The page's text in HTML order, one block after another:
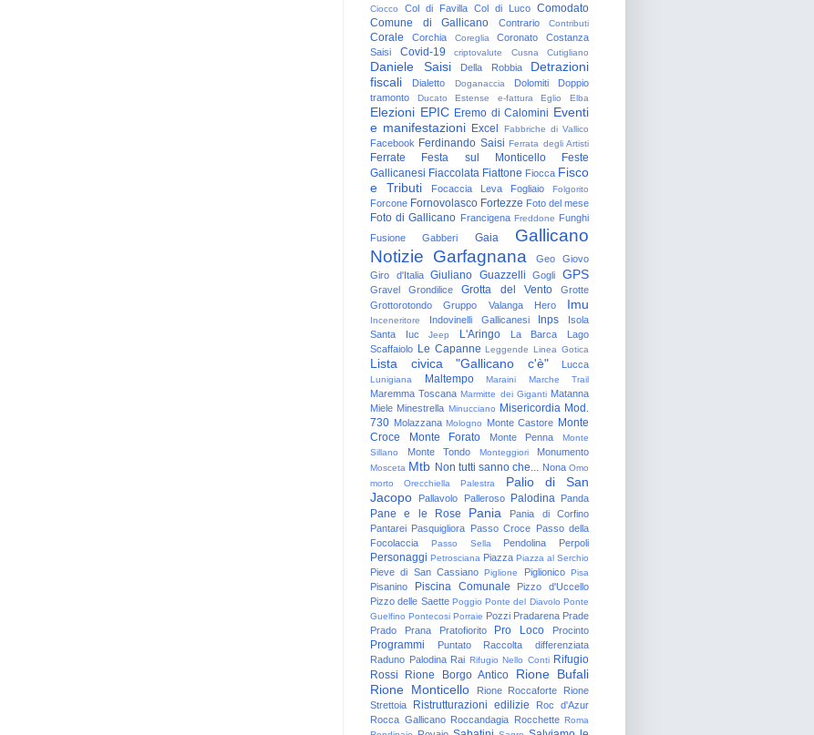
Ciocco
Col di Favilla Col di Luco Comodato
Comune di Gallicano
Contrario Contributi
Corale Corchia Coreglia Coronato
Costanza
Saisi
Covid-19 criptovalute Cusna Cutigliano
Daniele Saisi Della Robbia
Detrazioni
fiscali
Dialetto Doganaccia Dolomiti
Doppio
tramonto
Ducato Estense e-fattura Eglio Elba
Elezioni EPIC Eremo di Calomini Eventi
e manifestazioni Excel Fabbriche di Vallico
Facebook Ferdinando Saisi Ferrata degli Artisti
Ferrate Festa sul Monticello
Feste
Gallicanesi Fiaccolata Fiattone Fiocca Fisco
e Tributi
Focaccia Leva Fogliaio Folgorito
Forcone Fornovolasco Fortezze Foto del mese
Foto di Gallicano Francigena Freddone Funghi
Fusione
Gabberi Gaia
Gallicano
Notizie Garfagnana Geo
Giovo
Giro d'Italia
Giuliano Guazzelli Gogli GPS
Gravel Grondilice Grotta del Vento
Grotte
Grottorotondo
Gruppo Valanga Hero Imu
Inceneritore Indovinelli Gallicanesi Inps
Isola
Santa
Iuc Jeep L'Aringo La Barca
Lago
Scaffaiolo Le Capanne Leggende Linea Gotica
Lista civica "Gallicano c'è" Lucca
Lunigiana Maltempo Maraini Marche Trail
Maremma Toscana Marmitte dei Giganti Matanna
Miele Minestrella Minucciano Misericordia Mod.
730 Molazzana Mologno Monte Castore Monte
Croce
Monte Forato Monte Penna
Monte
Sillano
Monte Tondo Monteggiori Monumento
Mosceta Mtb Non tutti sanno che... Nona Omo
morto
Orecchiella Palestra
Palio di San
Jacopo
Pallavolo Palleroso Palodina Panda
Pane e le Rose Pania
Pania di Corfino
Pantarei Pasquigliora Passo Croce Passo della
Focolaccia
Passo Sella Pendolina Perpoli
Personaggi Petrosciana Piazza Piazza al Serchio
Pieve di San Cassiano Piglione Piglionico Pisa
Pisanino Piscina Comunale
Pizzo d'Uccello
Pizzo delle Saette Poggio Ponte del Diavolo Ponte
Guelfino Pontecosi Porraie Pozzi Pradarena Prade
Prado
Prana Pratofiorito Pro Loco Procinto
Programmi Puntato
Raccolta differenziata
Raduno Palodina Rai Rifugio Nello Conti Rifugio
Rossi
Rione Borgo Antico
Rione Bufali
Rione Monticello
Rione Roccaforte
Rione
Strettoia
Ristrutturazioni edilizie
Roc d'Azur
Rocca Gallicano Roccandagia Rocchette Roma